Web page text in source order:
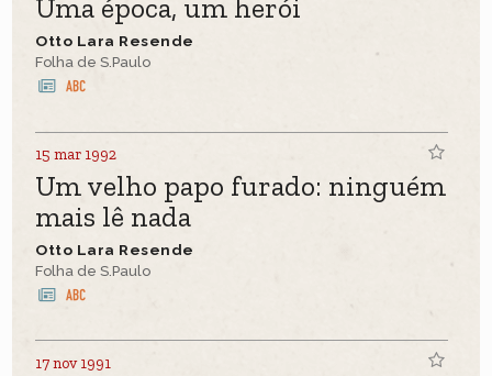
Uma época, um herói
Otto Lara Resende
Folha de S.Paulo
15 mar 1992
Um velho papo furado: ninguém
mais lê nada
Otto Lara Resende
Folha de S.Paulo
17 nov 1991